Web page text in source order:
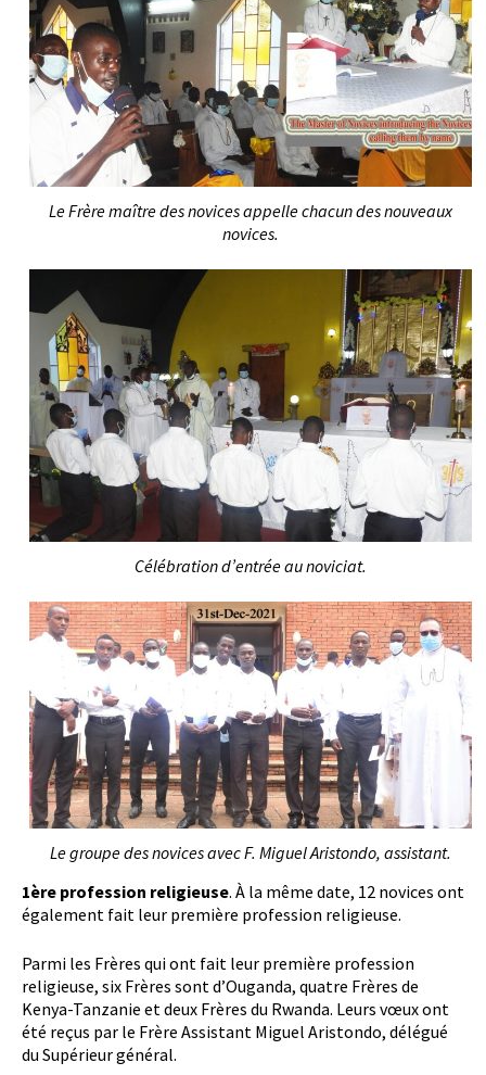
Le Frère maître des novices appelle chacun des nouveaux
novices.
Célébration d’entrée au noviciat.
Le groupe des novices avec F. Miguel Aristondo, assistant.
1ère profession religieuse. À la même date, 12 novices ont
également fait leur première profession religieuse.
Parmi les Frères qui ont fait leur première profession
religieuse, six Frères sont d’Ouganda, quatre Frères de
Kenya-Tanzanie et deux Frères du Rwanda. Leurs vœux ont
été reçus par le Frère Assistant Miguel Aristondo, délégué
du Supérieur général.